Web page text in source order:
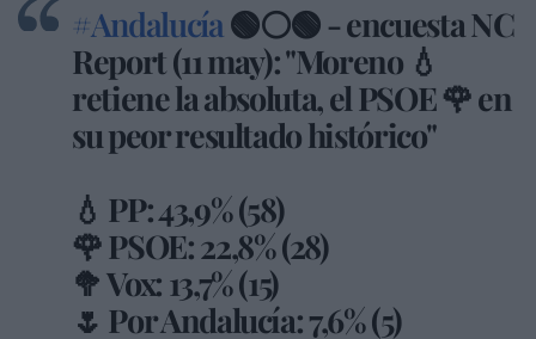
#Andalucía🟢⚪🟢 - encuesta NC
Report (11 may): "Moreno 💧
retiene la absoluta, el PSOE 🌹 en
su peor resultado histórico"
💧 PP: 43,9% (58)
🌹 PSOE: 22,8% (28)
🥦 Vox: 13,7% (15)
🌷 Por Andalucía: 7,6% (5)